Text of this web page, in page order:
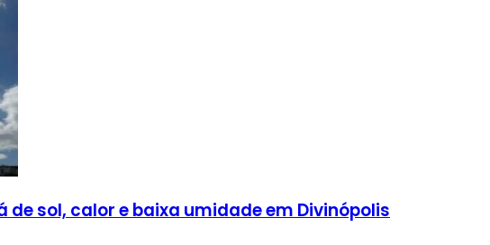
sol, calor e baixa umidade em Divinópolis